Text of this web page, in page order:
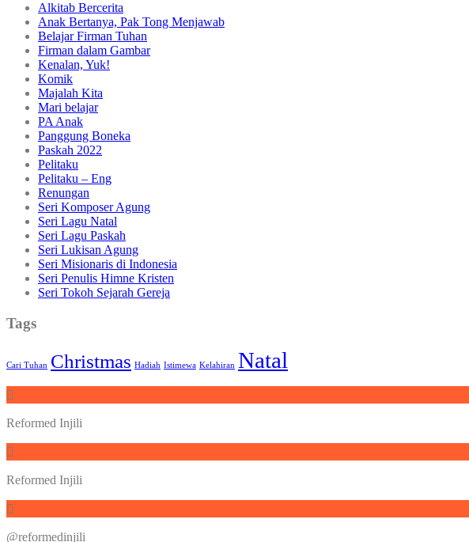
Alkitab Bercerita
Anak Bertanya, Pak Tong Menjawab
Belajar Firman Tuhan
Firman dalam Gambar
Kenalan, Yuk!
Komik
Majalah Kita
Mari belajar
PA Anak
Panggung Boneka
Paskah 2022
Pelitaku
Pelitaku – Eng
Renungan
Seri Komposer Agung
Seri Lagu Natal
Seri Lagu Paskah
Seri Lukisan Agung
Seri Misionaris di Indonesia
Seri Penulis Himne Kristen
Seri Tokoh Sejarah Gereja
Tags
Cari Tuhan Christmas Hadiah Istimewa Kelahiran Natal
Reformed Injili
Reformed Injili
@reformedinjili